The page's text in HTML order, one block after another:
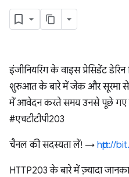
इंजीनियरिंग के वाइस प्रेसिडेंट
शुरुआत के बारे में जेक और सूरमा से
में आवेदन करते समय उनसे पूछे गए
#एचटीटीपी203
चैनल की सदस्यता लें! → http://
HTTP203 के बारे में ज़्यादा